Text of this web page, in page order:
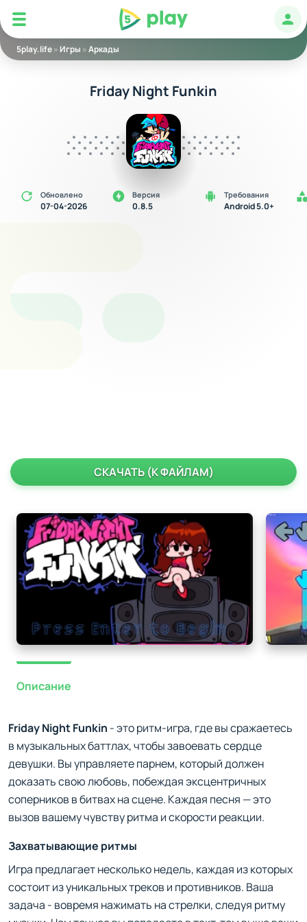
5play
5play.life» Игры »Аркады
Friday Night Funkin
Обновлено
07-04-2026
Версия
0.8.5
Требования
Android 5.0+
СКАЧАТЬ (К ФАЙЛАМ)
Описание
Friday Night Funkin - это ритм-игра, где вы сражаетесь
в музыкальных баттлах, чтобы завоевать сердце
девушки. Вы управляете парнем, который должен
доказать свою любовь, побеждая эксцентричных
соперников в битвах на сцене. Каждая песня — это
вызов вашему чувству ритма и скорости реакции.
Захватывающие ритмы
Игра предлагает несколько недель, каждая из которых
состоит из уникальных треков и противников. Ваша
задача - вовремя нажимать на стрелки, следуя ритму